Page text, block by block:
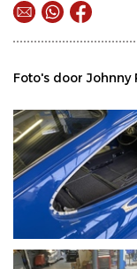
Foto's door Johnny